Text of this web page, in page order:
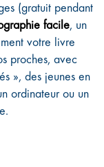
(gratuit pendant
facile, un
votre livre
proches, avec
», des jeunes en
ordinateur ou un